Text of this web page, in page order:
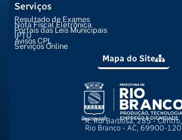
Serviços
Resultado de Exames
Nota Fiscal Eletrônica
Portais das Leis Municipais
IPTU
Avisos CPL
Serviços Online
Mapa do Site
R. Rui Barbosa, 285 - Centro,
Rio Branco - AC, 69900-120